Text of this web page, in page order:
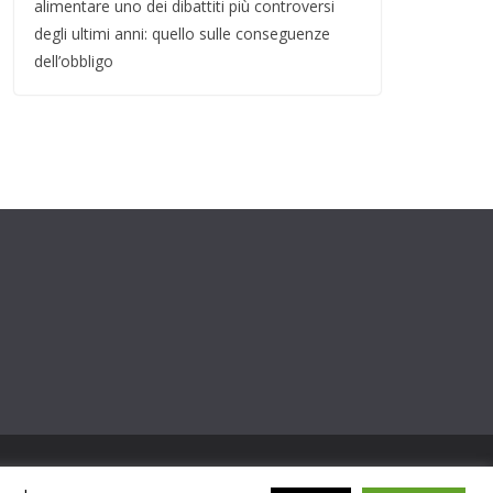
alimentare uno dei dibattiti più controversi
degli ultimi anni: quello sulle conseguenze
dell’obbligo